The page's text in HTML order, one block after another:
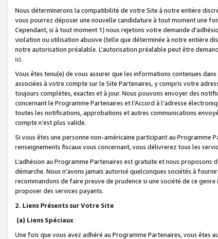
Nous déterminerons la compatibilité de votre Site à notre entière
vous pourrez déposer une nouvelle candidature à tout moment une
Cependant, si à tout moment 1) nous rejetons votre demande
violation ou utilisation abusive (telle que déterminée à notre entière
notre autorisation préalable. L'autorisation préalable peut être
ici.
Vous êtes tenu(e) de vous assurer que les informations contenues
associées à votre compte sur le Site Partenaires, y compris votre
toujours complètes, exactes et à jour. Nous pouvons envoyer des
concernant le Programme Partenaires et l'Accord à l’adresse
toutes les notifications, approbations et autres communications
compte n’est plus valide.
Si vous êtes une personne non-américaine participant au
renseignements fiscaux vous concernant, vous délivrerez tous les
L'adhésion au Programme Partenaires est gratuite et nous proposons
démarche. Nous n'avons jamais autorisé quelconques sociétés à
recommandons de faire preuve de prudence si une société de ce
proposer des services payants.
2. Liens Présents sur Votre Site
(a) Liens Spéciaux
Une fois que vous avez adhéré au Programme Partenaires, vous êtes